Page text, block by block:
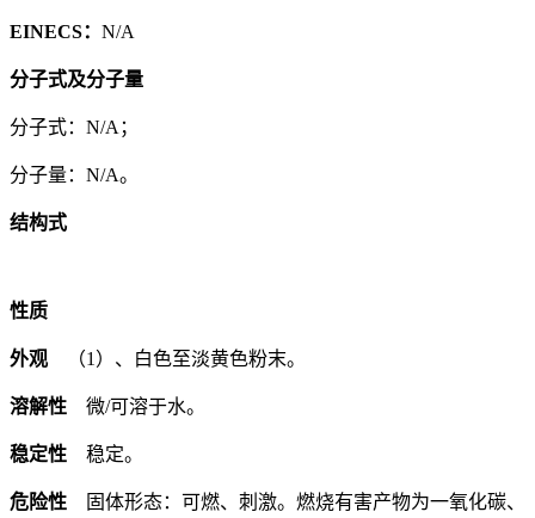
EINECS： N/A
分子式及分子量
分子式：N/A；
分子量：N/A。
结构式
性质
外观 （1）、白色至淡黄色粉末。
溶解性 微/可溶于水。
稳定性 稳定。
危险性
固体形态：可燃、刺激。燃烧有害产物为一氧化碳、